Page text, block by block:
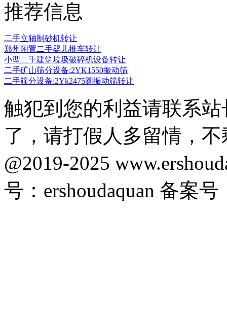
推荐信息
二手立轴制砂机转让
郑州闲置二手婴儿推车转让
小型二手建筑垃圾破碎机设备转让
二手矿山筛分设备:2YK1550振动筛
二手筛分设备:2Yk2475圆振动筛转让
触犯到您的利益请联系
了，请打假人多留情，
@2019-2025
号：ershoudaquan 备案